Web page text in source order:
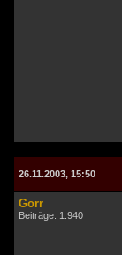
26.11.2003, 15:50
Gorr
Beiträge: 1.940